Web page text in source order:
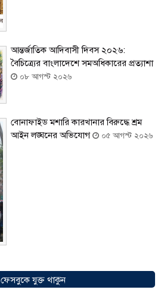
আন্তর্জাতিক আদিবাসী দিবস ২০২৬:
বৈচিত্র্যের বাংলাদেশে সমঅধিকারের প্রত্যাশা
০৮ আগস্ট ২০২৬
বোনাফাইড মশারি কারখানার বিরুদ্ধে শ্রম
আইন লঙ্ঘনের অভিযোগ
০৫ আগস্ট ২০২৬
অগ্রযাত্রায় নতুন অধ্যায়, উদ্বোধন হলো ‘শিফা
মোহাম্মদিয়া ফিশারিজ’
০৫ আগস্ট ২০২৬
ফেসবুকে যুক্ত থাকুন